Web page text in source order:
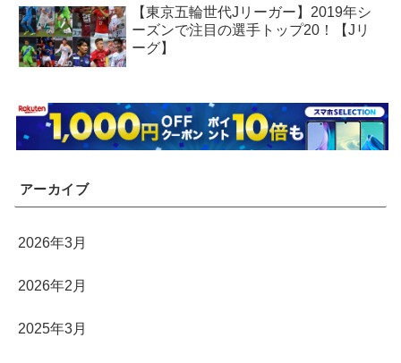
【東京五輪世代Jリーガー】2019年シ
ーズンで注目の選手トップ20！【Jリ
ーグ】
アーカイブ
2026年3月
2026年2月
2025年3月